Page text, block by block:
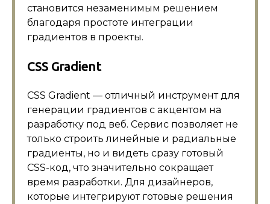
становится незаменимым решением
благодаря простоте интеграции
градиентов в проекты.
CSS Gradient
CSS Gradient — отличный инструмент для
генерации градиентов с акцентом на
разработку под веб. Сервис позволяет не
только строить линейные и радиальные
градиенты, но и видеть сразу готовый
CSS-код, что значительно сокращает
время разработки. Для дизайнеров,
которые интегрируют готовые решения